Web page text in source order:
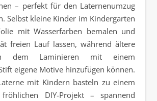
– perfekt für den Laternenumzug
Selbst kleine Kinder im Kindergarten
mit Wasserfarben bemalen und
freien Lauf lassen, während ältere
dem Laminieren mit einem
eigene Motive hinzufügen können.
mit Kindern basteln zu einem
fröhlichen DIY-Projekt – spannend